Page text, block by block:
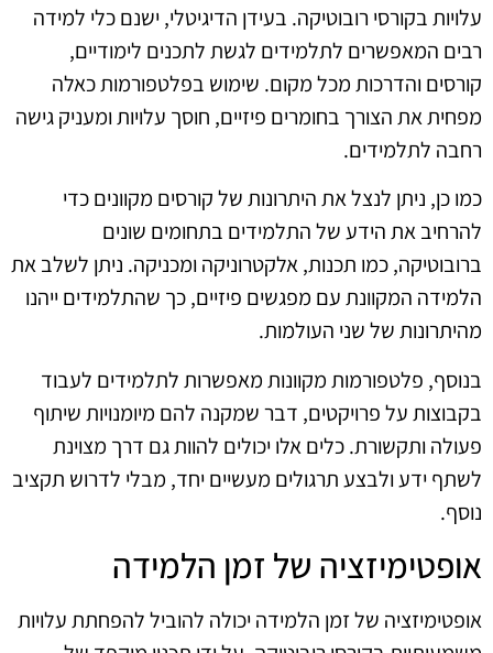
עלויות בקורסי רובוטיקה. בעידן הדיגיטלי, ישנם כלי למידה
רבים המאפשרים לתלמידים לגשת לתכנים לימודיים,
קורסים והדרכות מכל מקום. שימוש בפלטפורמות כאלה
מפחית את הצורך בחומרים פיזיים, חוסך עלויות ומעניק גישה
רחבה לתלמידים.
כמו כן, ניתן לנצל את היתרונות של קורסים מקוונים כדי
להרחיב את הידע של התלמידים בתחומים שונים
ברובוטיקה, כמו תכנות, אלקטרוניקה ומכניקה. ניתן לשלב את
הלמידה המקוונת עם מפגשים פיזיים, כך שהתלמידים ייהנו
מהיתרונות של שני העולמות.
בנוסף, פלטפורמות מקוונות מאפשרות לתלמידים לעבוד
בקבוצות על פרויקטים, דבר שמקנה להם מיומנויות שיתוף
פעולה ותקשורת. כלים אלו יכולים להוות גם דרך מצוינת
לשתף ידע ולבצע תרגולים מעשיים יחד, מבלי לדרוש תקציב
נוסף.
אופטימיזציה של זמן הלמידה
אופטימיזציה של זמן הלמידה יכולה להוביל להפחתת עלויות